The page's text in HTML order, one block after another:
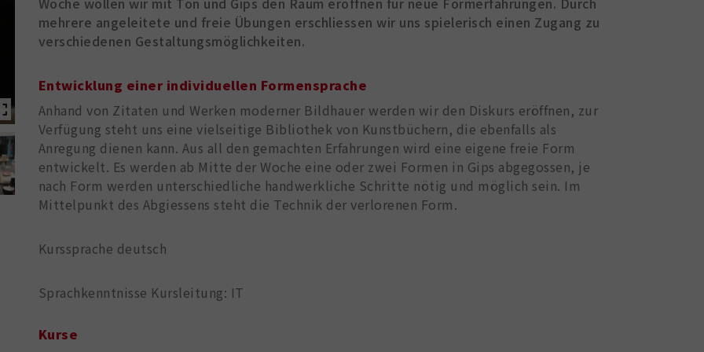
mehrere angeleitete und freie Übungen erschliessen wir uns spielerisch einen Zugang zu
verschiedenen Gestaltungsmöglichkeiten.
Entwicklung einer individuellen Formensprache
Anhand von Zitaten und Werken moderner Bildhauer werden wir den Diskurs eröffnen, zur
Verfügung steht uns eine vielseitige Bibliothek von Kunstbüchern, die ebenfalls als
Anregung dienen kann. Aus all den gemachten Erfahrungen wird eine eigene freie Form
entwickelt. Es werden ab Mitte der Woche eine oder zwei Formen in Gips abgegossen, je
nach Form werden unterschiedliche handwerkliche Schritte nötig und möglich sein. Im
Mittelpunkt des Abgiessens steht die Technik der verlorenen Form.
Kurssprache deutsch
Sprachkenntnisse Kursleitung: IT
Kurse